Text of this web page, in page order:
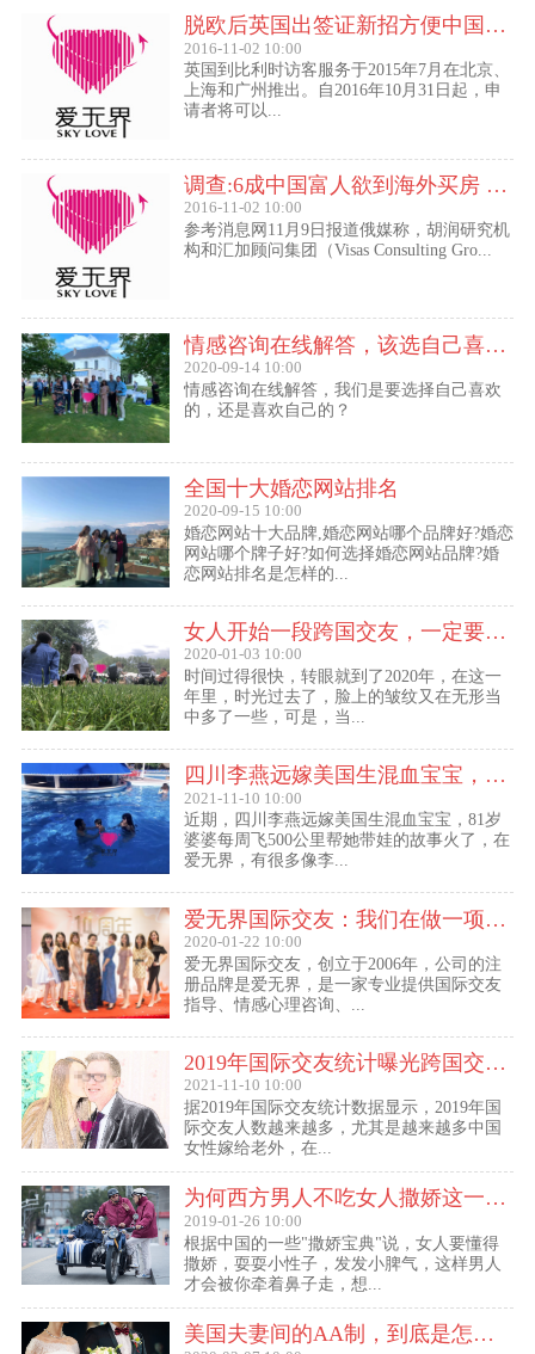
脱欧后英国出签证新招方便中国访客进入欧盟
2016-11-02 10:00
英国到比利时访客服务于2015年7月在北京、
上海和广州推出。自2016年10月31日起，申
请者将可以...
调查:6成中国富人欲到海外买房 最想移民去美国
2016-11-02 10:00
参考消息网11月9日报道俄媒称，胡润研究机
构和汇加顾问集团（Visas Consulting Gro...
情感咨询在线解答，该选自己喜欢的,还是喜欢自己的？
2020-09-14 10:00
情感咨询在线解答，我们是要选择自己喜欢
的，还是喜欢自己的？
全国十大婚恋网站排名
2020-09-15 10:00
婚恋网站十大品牌,婚恋网站哪个品牌好?婚恋
网站哪个牌子好?如何选择婚恋网站品牌?婚
恋网站排名是怎样的...
女人开始一段跨国交友，一定要问自己这几个问题
2020-01-03 10:00
时间过得很快，转眼就到了2020年，在这一
年里，时光过去了，脸上的皱纹又在无形当
中多了一些，可是，当...
四川李燕远嫁美国生混血宝宝，这些跨国交友的真实故事可能你还没听过！
2021-11-10 10:00
近期，四川李燕远嫁美国生混血宝宝，81岁
婆婆每周飞500公里帮她带娃的故事火了，在
爱无界，有很多像李...
爱无界国际交友：我们在做一项关于女人幸福的事业
2020-01-22 10:00
爱无界国际交友，创立于2006年，公司的注
册品牌是爱无界，是一家专业提供国际交友
指导、情感心理咨询、...
2019年国际交友统计曝光跨国交友惊人内幕：女性嫁给老外比男士娶外国老婆数量更多
2021-11-10 10:00
据2019年国际交友统计数据显示，2019年国
际交友人数越来越多，尤其是越来越多中国
女性嫁给老外，在...
为何西方男人不吃女人撒娇这一套？
2019-01-26 10:00
根据中国的一些"撒娇宝典"说，女人要懂得
撒娇，耍耍小性子，发发小脾气，这样男人
才会被你牵着鼻子走，想...
美国夫妻间的AA制，到底是怎么回事？